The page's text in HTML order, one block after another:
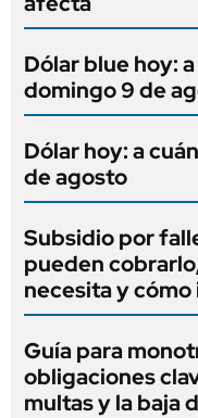
Dólar blue hoy:
domingo 9 de
Dólar hoy: a
de agosto
Subsidio por
pueden
necesita y
Guía para
obligaciones
multas y la baja